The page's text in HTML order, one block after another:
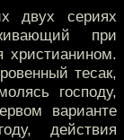
двух сериях
при
христианином.
тесак,
господу,
варианте
действия